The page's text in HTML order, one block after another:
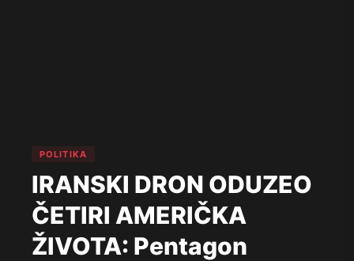
POLITIKA
IRANSKI DRON ODUZEO
ČETIRI AMERIČKA
ŽIVOTA: Pentagon